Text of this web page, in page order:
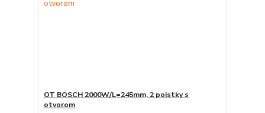
OT BOSCH 2000W/L=245mm, 2 poistky s
otvorom